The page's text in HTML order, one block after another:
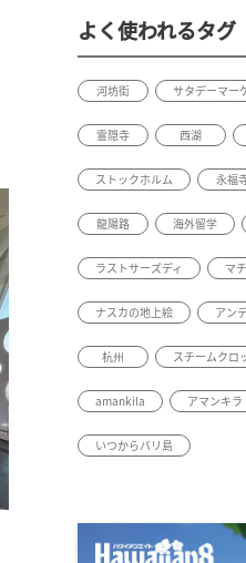
よく使われるタグ
河坊街 サタデーマー
霊隠寺 西湖
ストックホルム 永福
龍陽路 海外留学
ラストサーズディ マ
ナスカの地上絵 アン
杭州 スチームクロ
amankila アマンキラ
いつからバリ島